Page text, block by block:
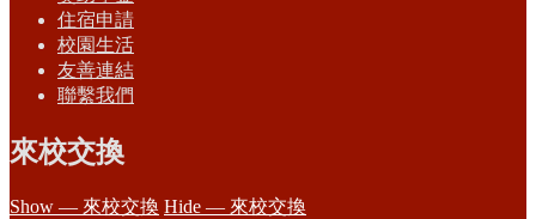
住宿申請
校園生活
友善連結
聯繫我們
來校交換
Show — 來校交換 Hide — 來校交換